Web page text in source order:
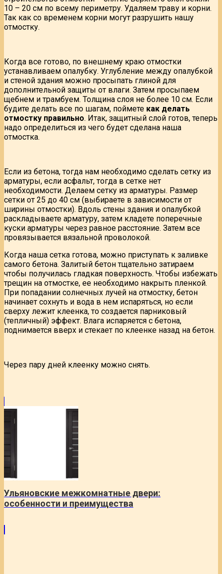
10 – 20 см по всему периметру. Удаляем траву и корни.
Так как со временем корни могут разрушить нашу
отмостку.
Когда все готово, по внешнему краю отмостки
устанавливаем опалубку. Углубление между опалубкой
и стеной здания можно просыпать глиной для
дополнительной защиты от влаги. Затем просыпаем
щебнем и трамбуем. Толщина слоя не более 10 см. Если
будите делать все по шагам, поймете как делать
отмостку правильно. Итак, защитный слой готов, теперь
надо определиться из чего будет сделана наша
отмостка.
Если из бетона, тогда нам необходимо сделать сетку из
арматуры, если асфальт, тогда в сетке нет
необходимости. Делаем сетку из арматуры. Размер
сетки от 25 до 40 см (выбираете в зависимости от
ширины отмостки). Вдоль стены здания и опалубкой
раскладываете арматуру, затем кладете поперечные
куски арматуры через равное расстояние. Затем все
провязывается вязальной проволокой.
Когда наша сетка готова, можно приступать к заливке
самого бетона. Залитый бетон тщательно затираем
чтобы получилась гладкая поверхность. Чтобы избежать
трещин на отмостке, ее необходимо накрыть пленкой.
При попадании солнечных лучей на отмостку, бетон
начинает сохнуть и вода в нем испаряться, но если
сверху лежит клеенка, то создается парниковый
(тепличный) эффект. Влага испаряется с бетона,
поднимается вверх и стекает по клеенке назад на бетон.
Через пару дней клеенку можно снять.
Ульяновские межкомнатные двери:
особенности и преимущества